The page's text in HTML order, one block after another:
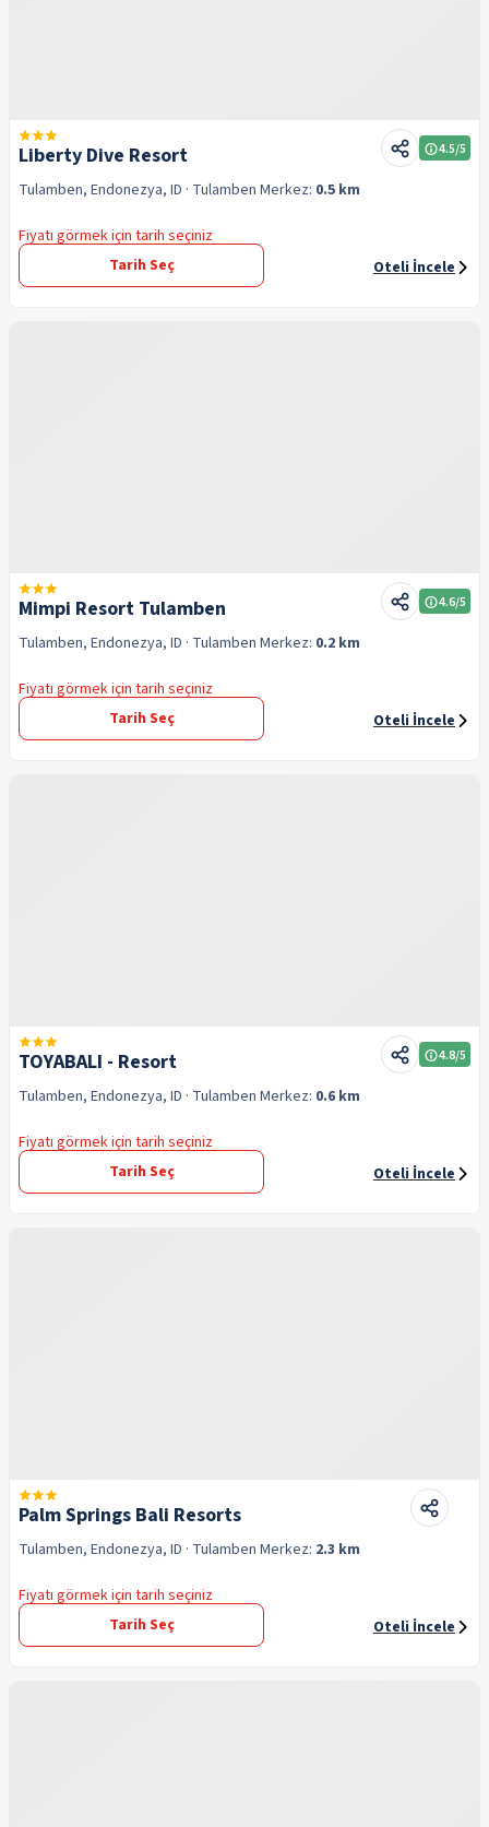
Liberty Dive Resort 4.5/5
Tulamben, Endonezya, ID · Tulamben Merkez: 0.5 km
Fiyatı görmek için tarih seçiniz
Tarih Seç
Oteli İncele
Mimpi Resort Tulamben 4.6/5
Tulamben, Endonezya, ID · Tulamben Merkez: 0.2 km
Fiyatı görmek için tarih seçiniz
Tarih Seç
Oteli İncele
TOYABALI - Resort 4.8/5
Tulamben, Endonezya, ID · Tulamben Merkez: 0.6 km
Fiyatı görmek için tarih seçiniz
Tarih Seç
Oteli İncele
Palm Springs Bali Resorts
Tulamben, Endonezya, ID · Tulamben Merkez: 2.3 km
Fiyatı görmek için tarih seçiniz
Tarih Seç
Oteli İncele